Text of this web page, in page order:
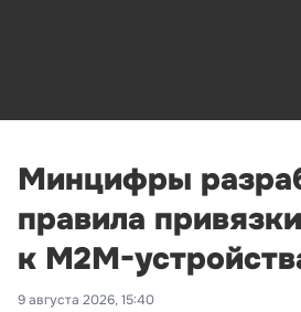
Минцифры
правила
к M2M-
9 августа 2026, 15:40